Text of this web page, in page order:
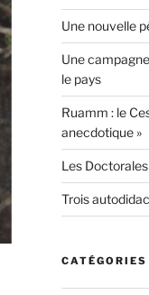
Une nouvelle
Une
le pays
Ruamm : le
anecdotique »
Les
Trois
CATÉGORIES